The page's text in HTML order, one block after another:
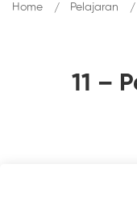
11 –
Home Pelajaran